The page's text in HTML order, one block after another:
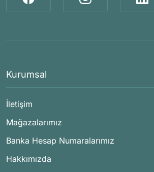
Kurumsal
İletişim
Mağazalarımız
Banka Hesap Numaralarımız
Hakkımızda